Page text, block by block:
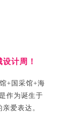
计周！
+国采馆+海
作为诞生于
爱表达。